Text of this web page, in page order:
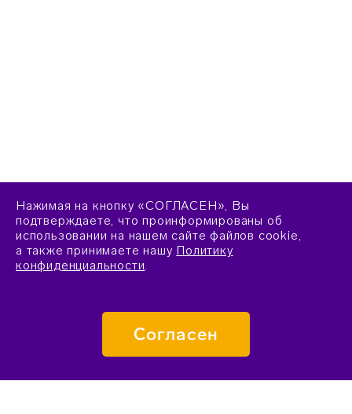
Нажимая на кнопку «СОГЛАСЕН», Вы
подтверждаете, что проинформированы об
использовании на нашем сайте файлов cookie,
а также принимаете нашу Политику
конфиденциальности.
Согласен